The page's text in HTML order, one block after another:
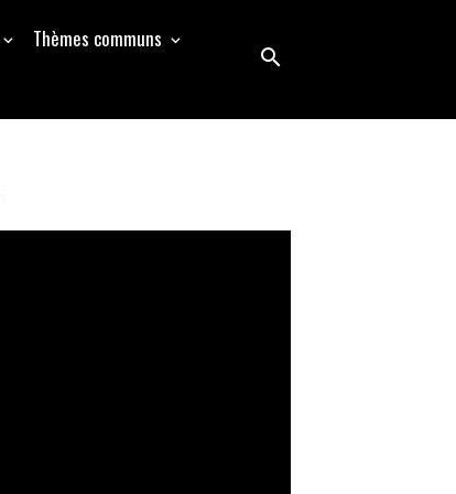
Thèmes communs